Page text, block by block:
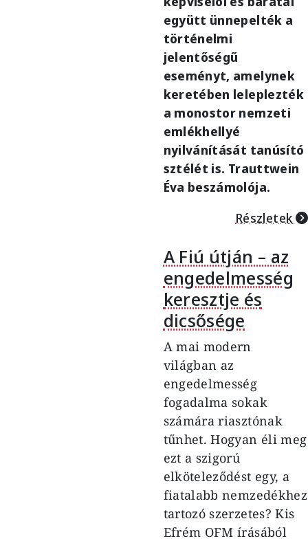
együtt ünnepelték a
történelmi
jelentőségű
eseményt, amelynek
keretében leleplezték
a monostor nemzeti
emlékhellyé
nyilvánítását tanúsító
sztélét is. Trauttwein
Éva beszámolója.
Részletek
A Fiú útján – az
engedelmesség
keresztje és
dicsősége
A mai modern
világban az
engedelmesség
fogadalma sokak
számára riasztónak
tűnhet. Hogyan éli meg
ezt a szigorú
elköteleződést egy, a
fiatalabb nemzedékhez
tartozó szerzetes? Kis
Efrém OFM írásából